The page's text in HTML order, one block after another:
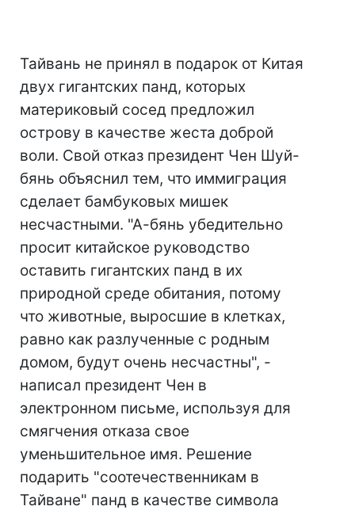
Тайвань не принял в подарок от Китая
двух гигантских панд, которых
материковый сосед предложил
острову в качестве жеста доброй
воли. Свой отказ президент Чен Шуй-
бянь объяснил тем, что иммиграция
сделает бамбуковых мишек
несчастными. "А-бянь убедительно
просит китайское руководство
оставить гигантских панд в их
природной среде обитания, потому
что животные, выросшие в клетках,
равно как разлученные с родным
домом, будут очень несчастны", -
написал президент Чен в
электронном письме, используя для
смягчения отказа свое
уменьшительное имя. Решение
подарить "соотечественникам в
Тайване" панд в качестве символа